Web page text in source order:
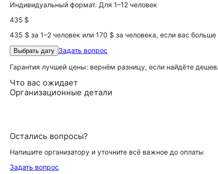
Индивидуальный формат. Для 1–12 человек
435 $
435 $ за 1–2 человек или 170 $ за человека, если вас больше
Выбрать дату Задать вопрос
Гарантия лучшей цены: вернём разницу, если найдёте
Что вас ожидает
Организационные детали
Остались вопросы?
Напишите организатору и уточните всё важное до оплаты
Задать вопрос